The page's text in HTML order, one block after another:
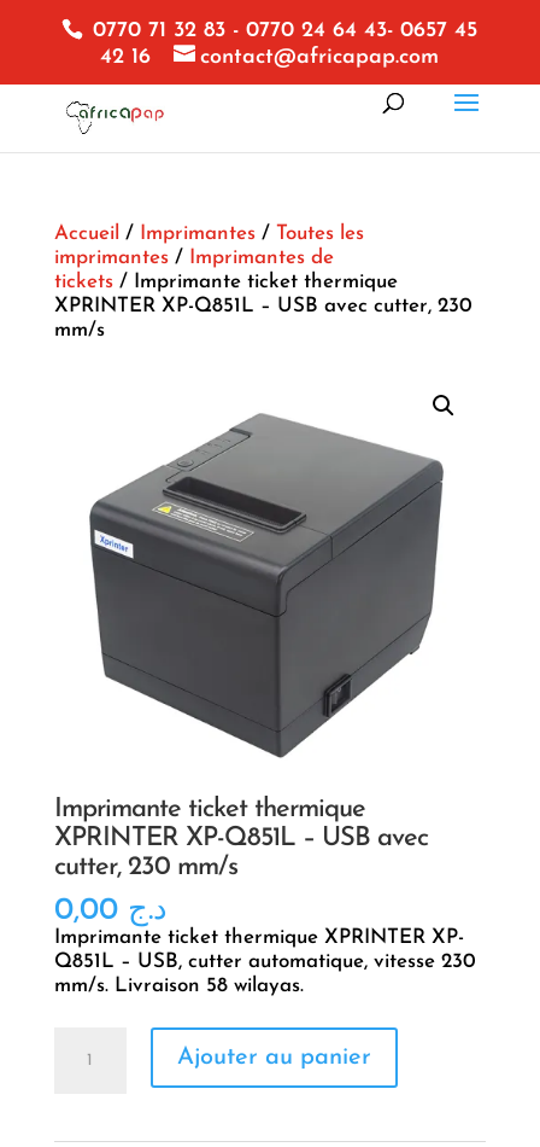
0770 71 32 83 - 0770 24 64 43- 0657 45
42 16
contact@africapap.com
Accueil / Imprimantes/ Toutes les
imprimantes/
Imprimantes de
tickets/ Imprimante ticket thermique
XPRINTER XP-Q851L – USB avec cutter, 230
mm/s
Imprimante ticket thermique
XPRINTER XP-Q851L – USB avec
cutter, 230 mm/s
د.ج 0,00
Imprimante ticket thermique XPRINTER XP-
Q851L – USB, cutter automatique, vitesse 230
mm/s. Livraison 58 wilayas.
Imprimante
Ajouter au panier